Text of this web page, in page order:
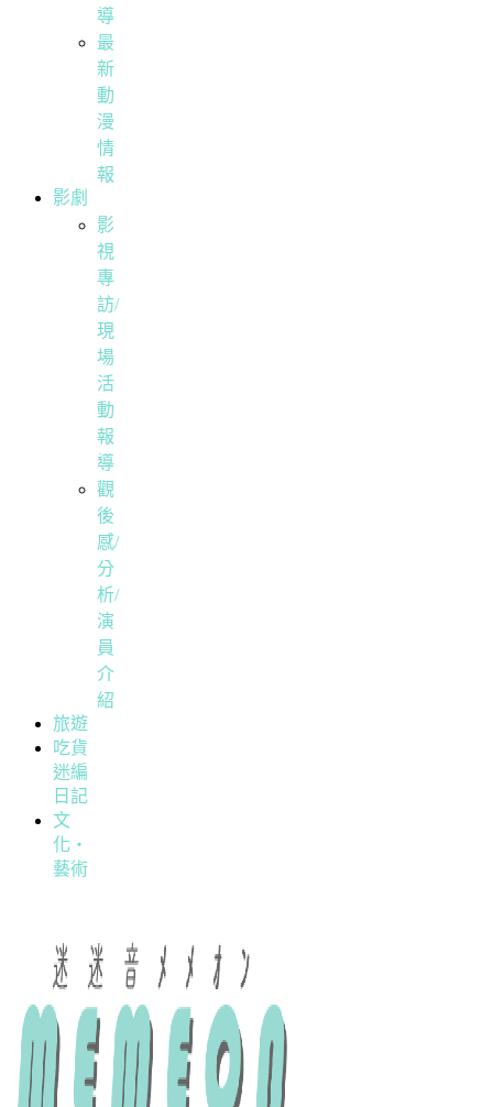
導
最
新
動
漫
情
報
影劇
影
視
專
訪/
現
場
活
動
報
導
觀
後
感/
分
析/
演
員
介
紹
旅遊
吃貨
迷編
日記
文
化・
藝術